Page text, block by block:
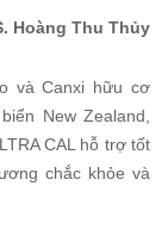
Hoàng Thu Thủy
và Canxi hữu cơ
New Zealand,
CAL hỗ trợ tốt
chắc khỏe và